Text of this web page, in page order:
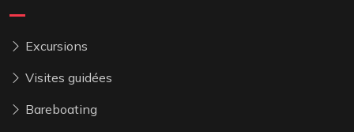
Excursions
Visites guidées
Bareboating